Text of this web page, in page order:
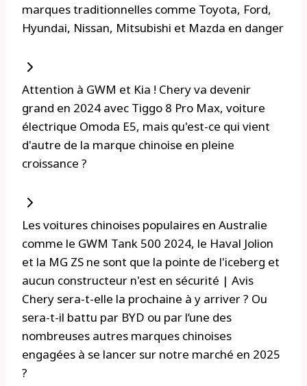
marques traditionnelles comme Toyota, Ford,
Hyundai, Nissan, Mitsubishi et Mazda en danger
Attention à GWM et Kia ! Chery va devenir
grand en 2024 avec Tiggo 8 Pro Max, voiture
électrique Omoda E5, mais qu'est-ce qui vient
d'autre de la marque chinoise en pleine
croissance ?
Les voitures chinoises populaires en Australie
comme le GWM Tank 500 2024, le Haval Jolion
et la MG ZS ne sont que la pointe de l'iceberg et
aucun constructeur n'est en sécurité | Avis
Chery sera-t-elle la prochaine à y arriver ? Ou
sera-t-il battu par BYD ou par l’une des
nombreuses autres marques chinoises
engagées à se lancer sur notre marché en 2025
?